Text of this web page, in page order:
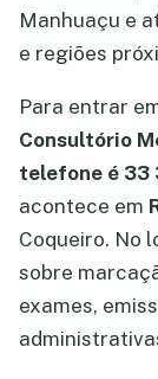
Manhuaçu e
e regiões
Para entrar
Consultório
telefone é 33
acontece em
Coqueiro. No
sobre
exames,